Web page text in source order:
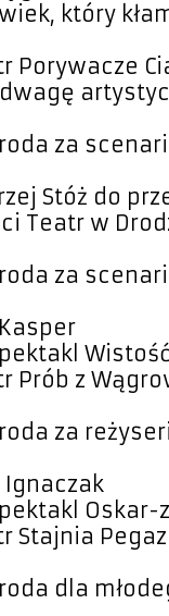
który
Porywacze
za
Stóż do
Teatr w
za
Prób z
za
Ignaczak
Oskar-
Stajnia
dla